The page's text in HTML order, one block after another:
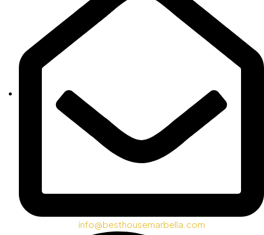
info@besthousemarbella.com